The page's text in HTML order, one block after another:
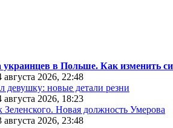
украинцев в Польше. Как изменить
2026, 22:48
новые детали резни
2026, 18:23
Новая должность Умерова
2026, 23:48